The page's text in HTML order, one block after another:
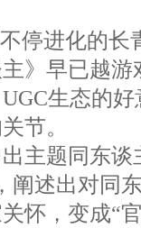
停进化的长
》早已越
生态的
节。
主题同东
阐述出对同
怀，变成“